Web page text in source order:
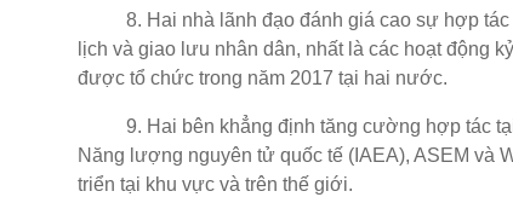
8. Hai nhà lãnh đạo đánh giá cao sự hợp tác
lịch và giao lưu nhân dân, nhất là các hoạt động
được tổ chức trong năm 2017 tại hai nước.
9. Hai bên khẳng định tăng cường hợp tác tại
Năng lượng nguyên tử quốc tế (IAEA), ASEM và
triển tại khu vực và trên thế giới.